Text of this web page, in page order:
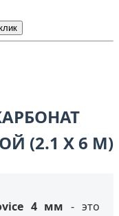
(2.1 Х 6 М)
4 мм - это